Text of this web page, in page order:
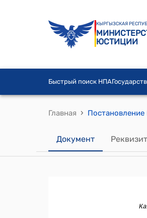
КЫРГЫЗСКАЯ
ЮСТИЦИИ
Быстрый поиск НПА
Главная ›
Документ